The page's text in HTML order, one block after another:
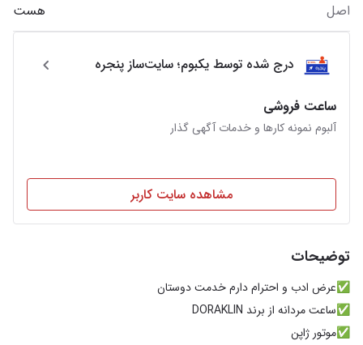
اصل
هست
درج شده توسط یکبوم؛ سایت‌ساز پنجره
ساعت فروشی
آلبوم نمونه کارها و خدمات آگهی گذار
مشاهده سایت کاربر
توضیحات